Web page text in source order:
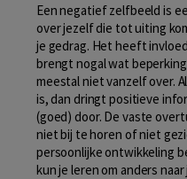
Een negatief zelfbeeld is
over jezelf die tot uiting
je gedrag. Het heeft
brengt nogal wat
meestal niet vanzelf over.
is, dan dringt positieve
(goed) door. De vaste
niet bij te horen of niet
persoonlijke ontwikkeling
kun je leren om anders